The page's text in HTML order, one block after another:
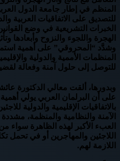
المنظم في إطار جامعة الدول
للتصديق على الاتفاقيات العربية
الخبرات التشريعية في وضع
الهجرة واللجوء والنزوح وأبعادها
وشدَّد “المحروقي” على أهمية
المنظمات الأممية والدولية
للتوصل إلى حلول آمنة وفعالة
وبدورها، ألقت معالي الدكتورة
على أن البرلمان العربي يولي
بالاتفاقيات الإقليمية والدولية
الآمنة والنظامية والمنظمة،
العبء الأكبر لهذه الظاهرة سواء
اللاجئين والمهاجرين أو في تحمل
اللازمة لهم.